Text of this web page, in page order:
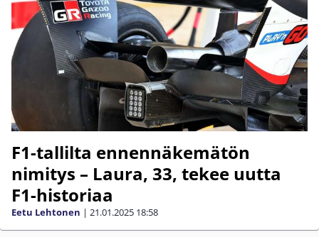
F1-tallilta ennennäkemätön
nimitys – Laura, 33, tekee uutta
F1-historiaa
Eetu Lehtonen | 21.01.2025 18:58